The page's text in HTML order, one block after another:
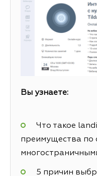
Вы узнаете:
Что такое
преимущества по
5 причин